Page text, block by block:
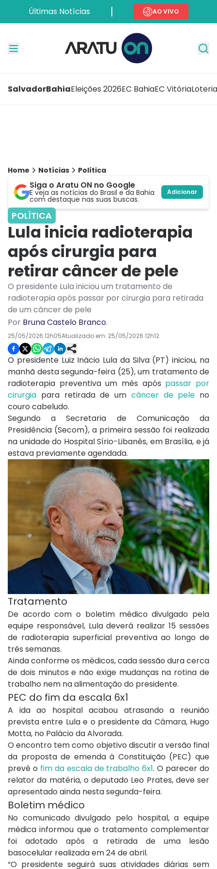
Últimas Notícias AO VIVO
SalvadorBahiaEleições 2026EC BahiaEC Vitória
Home Notícias Política
Siga o Aratu ON no Google
E veja as notícias do Brasil e da Bahia
com destaque nas suas buscas.
Adicionar
POLÍTICA
Lula inicia radioterapia
após cirurgia para
retirar câncer de pele
O presidente Lula iniciou um tratamento de
radioterapia após passar por cirurgia para retirada
de um câncer de pele
Por Bruna Castelo Branco.
25/05/2026 12h05Atualizado em: 25/05/2026 12h12
O presidente Luiz Inácio Lula da Silva (PT) iniciou, na
manhã desta segunda-feira (25), um tratamento de
radioterapia preventiva um mês após passar por
cirurgia para retirada de um câncer de pele no
couro cabeludo.
Segundo a Secretaria de Comunicação da
Presidência (Secom), a primeira sessão foi realizada
na unidade do Hospital Sírio-Libanês, em Brasília, e já
estava previamente agendada.
Tratamento
De acordo com o boletim médico divulgado pela
equipe responsável, Lula deverá realizar 15 sessões
de radioterapia superficial preventiva ao longo de
três semanas.
Ainda conforme os médicos, cada sessão dura cerca
de dois minutos e não exige mudanças na rotina de
trabalho nem na alimentação do presidente.
PEC do fim da escala 6x1
A ida ao hospital acabou atrasando a reunião
prevista entre Lula e o presidente da Câmara, Hugo
Motta, no Palácio da Alvorada.
O encontro tem como objetivo discutir a versão final
da proposta de emenda à Constituição (PEC) que
prevê o fim da escala de trabalho 6x1. O parecer do
relator da matéria, o deputado Leo Prates, deve ser
apresentado ainda nesta segunda-feira.
Boletim médico
No comunicado divulgado pelo hospital, a equipe
médica informou que o tratamento complementar
foi adotado após a retirada de uma lesão
basocelular realizada em 24 de abril.
“O presidente seguirá suas atividades diárias sem